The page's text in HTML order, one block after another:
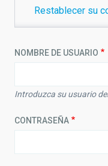
navegación
Restablecer su
NOMBRE DE USUARIO
Introduzca su usuario
CONTRASEÑA